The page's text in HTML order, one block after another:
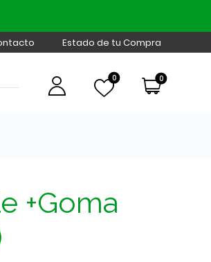
Estado de tu Compra
0 0
+Goma